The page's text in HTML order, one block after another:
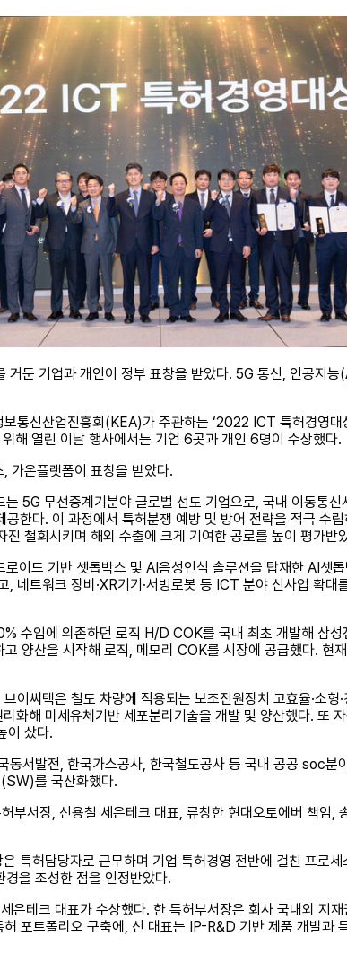
둔 기업과 개인이 정부 표창을 받았다. 5G 통신, 인공지
통신산업진흥회(KEA)가 주관하는 ‘2022 ICT 특허경영대
해 열린 이날 행사에서는 기업 6곳과 개인 6명이 수상했다.
가온플랫폼이 표창을 받았다.
5G 무선중계기분야 글로벌 선도 기업으로, 국내 이동통
한다. 이 과정에서 특허분쟁 예방 및 방어 전략을 적극 수
철회시키며 해외 수출에 크게 기여한 공로를 높이 평가받
이드 기반 셋톱박스 및 AI음성인식 솔루션을 탑재한 AI셋
네트워크 장비·XR기기·서빙로봇 등 ICT 분야 신사업 확
수입에 의존하던 로직 H/D COK를 국내 최초 개발해 삼성
양산을 시작해 로직, 메모리 COK를 시장에 공급했다. 현
이씨텍은 철도 차량에 적용되는 보조전원장치 고효율·소형
화해 미세유체기반 세포분리기술을 개발 및 양산했다. 또
이 샀다.
동서발전, 한국가스공사, 한국철도공사 등 국내 공공 soc분
를 국산화했다.
부서장, 신용철 세은테크 대표, 류창한 현대오토에버 책임,
특허담당자로 근무하며 기업 특허경영 전반에 걸친 프로세
을 조성한 점을 인정받았다.
은테크 대표가 수상했다. 한 특허부서장은 회사 국내외 지
포트폴리오 구축에, 신 대표는 IP-R&D 기반 제품 개발과